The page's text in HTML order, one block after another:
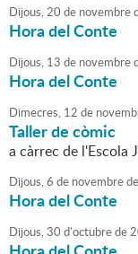
Dijous,20 de novembre
Hora del Conte
Dijous, 13 de novembre
Hora del Conte
Dimecres, 12 de
Taller de còmic
a càrrec de l'Escola
Dijous,6 de novembrede
Hora del Conte
Dijous,30 d'octubrede